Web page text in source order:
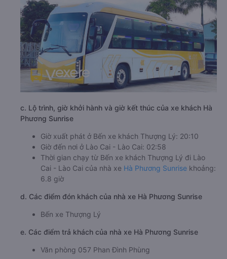
c. Lộ trình, giờ khởi hành và giờ kết thúc của xe khách Hà
Phương Sunrise
Giờ xuất phát ở Bến xe khách Thượng Lý: 20:10
Giờ đến nơi ở Lào Cai - Lào Cai: 02:58
Thời gian chạy từ Bến xe khách Thượng Lý đi Lào
Cai - Lào Cai của nhà xe Hà Phương Sunrise khoảng:
6.8 giờ
d. Các điểm đón khách của nhà xe Hà Phương Sunrise
Bến xe Thượng Lý
e. Các điểm trả khách của nhà xe Hà Phương Sunrise
Văn phòng 057 Phan Đình Phùng